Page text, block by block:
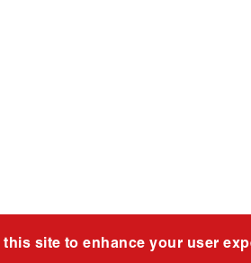
this site to enhance your user